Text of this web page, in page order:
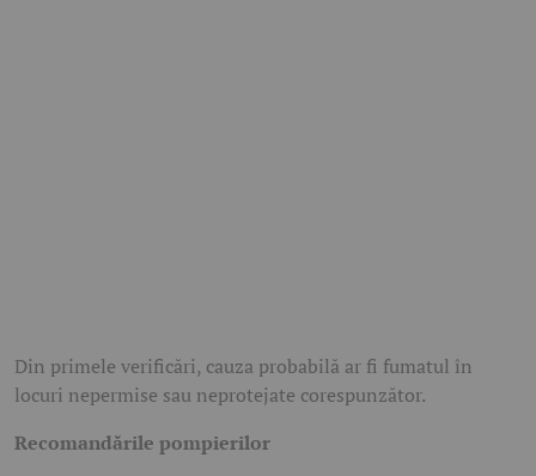
Din primele verificări, cauza probabilă ar fi fumatul în
locuri nepermise sau neprotejate corespunzător.
Recomandările pompierilor